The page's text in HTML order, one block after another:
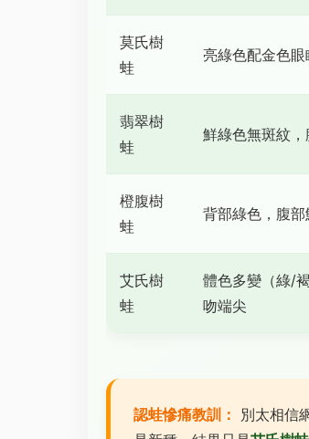
莫氏樹
蛙
亮綠色配金色眼
翡翠樹
蛙
鮮綠色無斑紋
橙腹樹
蛙
背部綠色，腹
艾氏樹
蛙
體色多變（綠/
吻端尖
認蛙慘痛教訓：
別太相信